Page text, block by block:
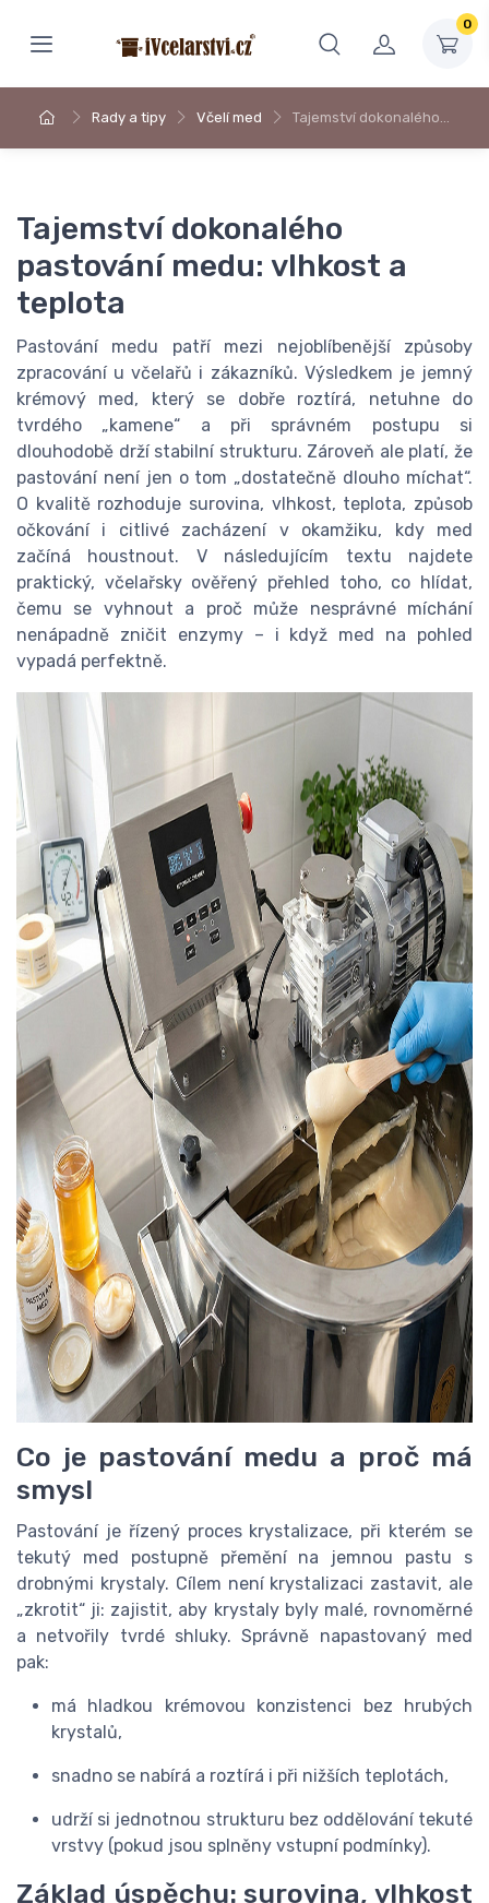
0
Rady a tipy Včelí med Tajemství dokonalého…
Tajemství dokonalého
pastování medu: vlhkost a
teplota
Pastování medu patří mezi nejoblíbenější způsoby
zpracování u včelařů i zákazníků. Výsledkem je jemný
krémový med, který se dobře roztírá, netuhne do
tvrdého „kamene“ a při správném postupu si
dlouhodobě drží stabilní strukturu. Zároveň ale platí, že
pastování není jen o tom „dostatečně dlouho míchat“.
O kvalitě rozhoduje surovina, vlhkost, teplota, způsob
očkování i citlivé zacházení v okamžiku, kdy med
začíná houstnout. V následujícím textu najdete
praktický, včelařsky ověřený přehled toho, co hlídat,
čemu se vyhnout a proč může nesprávné míchání
nenápadně zničit enzymy – i když med na pohled
vypadá perfektně.
Co je pastování medu a proč má
smysl
Pastování je řízený proces krystalizace, při kterém se
tekutý med postupně přemění na jemnou pastu s
drobnými krystaly. Cílem není krystalizaci zastavit, ale
„zkrotit“ ji: zajistit, aby krystaly byly malé, rovnoměrné
a netvořily tvrdé shluky. Správně napastovaný med
pak:
má hladkou krémovou konzistenci bez hrubých
krystalů,
snadno se nabírá a roztírá i při nižších teplotách,
udrží si jednotnou strukturu bez oddělování tekuté
vrstvy (pokud jsou splněny vstupní podmínky).
Základ úspěchu: surovina, vlhkost